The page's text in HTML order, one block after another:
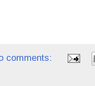
comments: